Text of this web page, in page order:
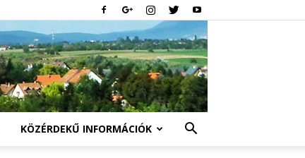
KÖZÉRDEKŰ INFORMÁCIÓK